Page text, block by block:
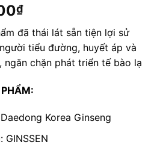
₫
đã thái lát sẵn tiện lợi sử
tiểu đường, huyết áp và
ngăn chặn phát triển tế bào lạ
Korea Ginseng
GINSSEN